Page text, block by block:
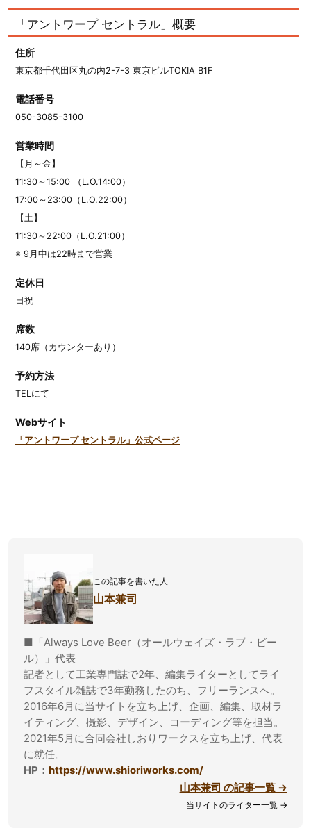
「アントワープ セントラル」概要
住所
東京都千代田区丸の内2-7-3 東京ビルTOKIA B1F
電話番号
050-3085-3100
営業時間
【月～金】
11:30～15:00 （L.O.14:00）
17:00～23:00（L.O.22:00）
【土】
11:30～22:00（L.O.21:00）
※ 9月中は22時まで営業
定休日
日祝
席数
140席（カウンターあり）
予約方法
TELにて
Webサイト
「アントワープ セントラル」公式ページ
この記事を書いた人
山本兼司
■「Always Love Beer（オールウェイズ・ラブ・ビー
ル）」代表
記者として工業専門誌で2年、編集ライターとしてライ
フスタイル雑誌で3年勤務したのち、フリーランスへ。
2016年6月に当サイトを立ち上げ、企画、編集、取材ラ
イティング、撮影、デザイン、コーディング等を担当。
2021年5月に合同会社しおりワークスを立ち上げ、代表
に就任。
HP：https://www.shioriworks.com/
山本兼司 の記事一覧 →
当サイトのライター一覧 →